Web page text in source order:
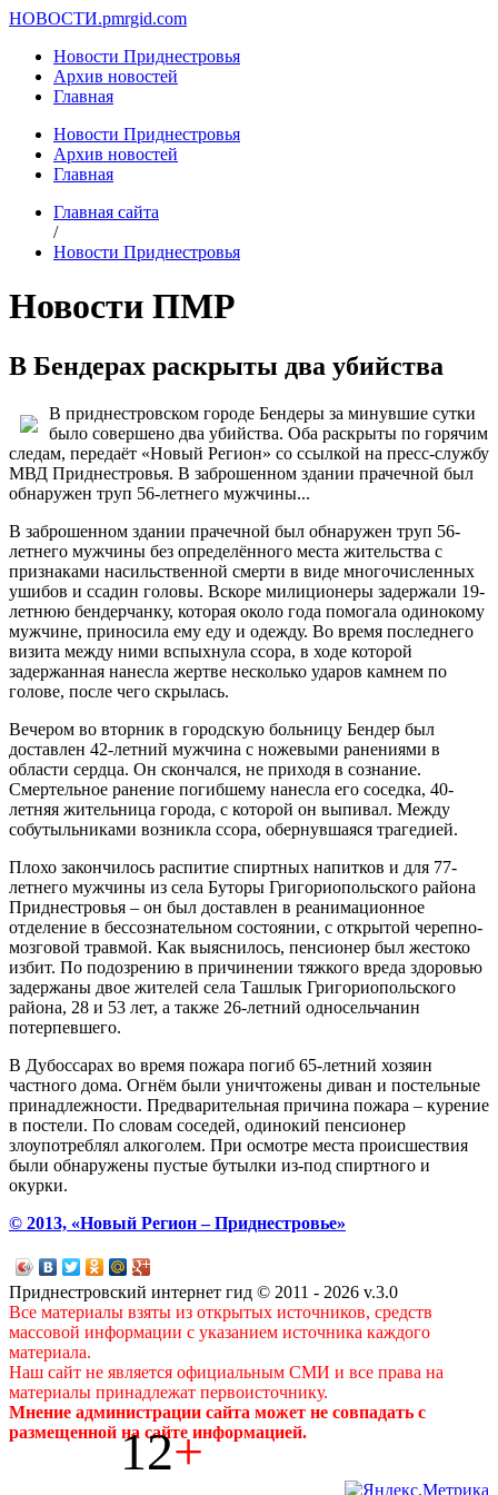
НОВОСТИ.pmrgid.com
Новости Приднестровья
Архив новостей
Главная
Новости Приднестровья
Архив новостей
Главная
Главная сайта
/
Новости Приднестровья
Новости ПМР
В Бендерах раскрыты два убийства
В приднестровском городе Бендеры за минувшие сутки
было совершено два убийства. Оба раскрыты по горячим
следам, передаёт «Новый Регион» со ссылкой на пресс-службу
МВД Приднестровья. В заброшенном здании прачечной был
обнаружен труп 56-летнего мужчины...
В заброшенном здании прачечной был обнаружен труп 56-
летнего мужчины без определённого места жительства с
признаками насильственной смерти в виде многочисленных
ушибов и ссадин головы. Вскоре милиционеры задержали 19-
летнюю бендерчанку, которая около года помогала одинокому
мужчине, приносила ему еду и одежду. Во время последнего
визита между ними вспыхнула ссора, в ходе которой
задержанная нанесла жертве несколько ударов камнем по
голове, после чего скрылась.
Вечером во вторник в городскую больницу Бендер был
доставлен 42-летний мужчина с ножевыми ранениями в
области сердца. Он скончался, не приходя в сознание.
Смертельное ранение погибшему нанесла его соседка, 40-
летняя жительница города, с которой он выпивал. Между
собутыльниками возникла ссора, обернувшаяся трагедией.
Плохо закончилось распитие спиртных напитков и для 77-
летнего мужчины из села Буторы Григориопольского района
Приднестровья – он был доставлен в реанимационное
отделение в бессознательном состоянии, с открытой черепно-
мозговой травмой. Как выяснилось, пенсионер был жестоко
избит. По подозрению в причинении тяжкого вреда здоровью
задержаны двое жителей села Ташлык Григориопольского
района, 28 и 53 лет, а также 26-летний односельчанин
потерпевшего.
В Дубоссарах во время пожара погиб 65-летний хозяин
частного дома. Огнём были уничтожены диван и постельные
принадлежности. Предварительная причина пожара – курение
в постели. По словам соседей, одинокий пенсионер
злоупотреблял алкоголем. При осмотре места происшествия
были обнаружены пустые бутылки из-под спиртного и
окурки.
© 2013, «Новый Регион – Приднестровье»
Приднестровский интернет гид © 2011 - 2026 v.3.0
Все материалы взяты из открытых источников, средств
массовой информации с указанием источника каждого
материала.
Наш сайт не является официальным СМИ и все права на
материалы принадлежат первоисточнику.
Мнение администрации сайта может не совпадать с
размещенной на сайте информацией.
12+